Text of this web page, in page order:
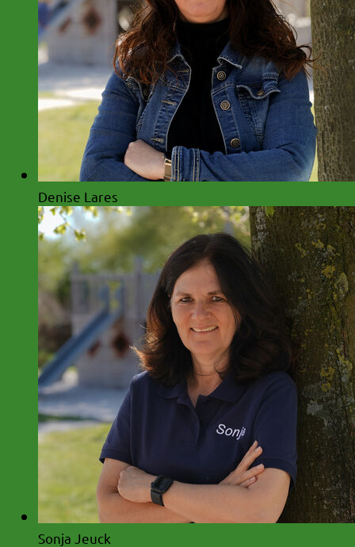
Denise Lares
Sonja Jeuck